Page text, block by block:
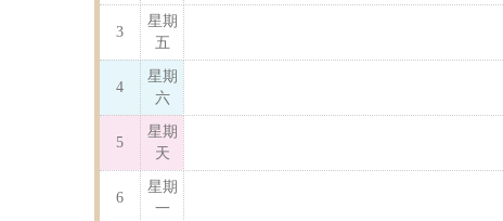
3
星期
五
4
星期
六
5
星期
天
6
星期
一